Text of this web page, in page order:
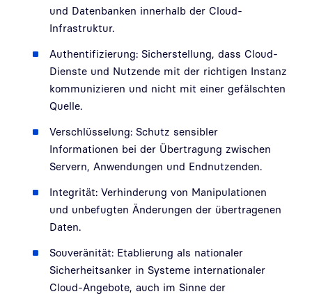
und Datenbanken innerhalb der Cloud-
Infrastruktur.
Authentifizierung: Sicherstellung, dass Cloud-
Dienste und Nutzende mit der richtigen Instanz
kommunizieren und nicht mit einer gefälschten
Quelle.
Verschlüsselung: Schutz sensibler
Informationen bei der Übertragung zwischen
Servern, Anwendungen und Endnutzenden.
Integrität: Verhinderung von Manipulationen
und unbefugten Änderungen der übertragenen
Daten.
Souveränität: Etablierung als nationaler
Sicherheitsanker in Systeme internationaler
Cloud-Angebote, auch im Sinne der